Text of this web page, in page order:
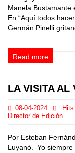
Manela Bustamante
En “Aquí todos
Germán Pinelli
Read more
LA VISITA AL
08-04-2024 Hits:
Director de Edición
Por Esteban
Luyanó. Yo siempre